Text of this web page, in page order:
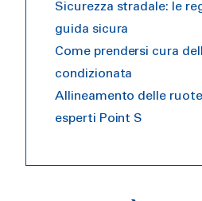
Sicurezza stradale: le
guida sicura
Come prendersi cura
condizionata
Allineamento delle
esperti Point S